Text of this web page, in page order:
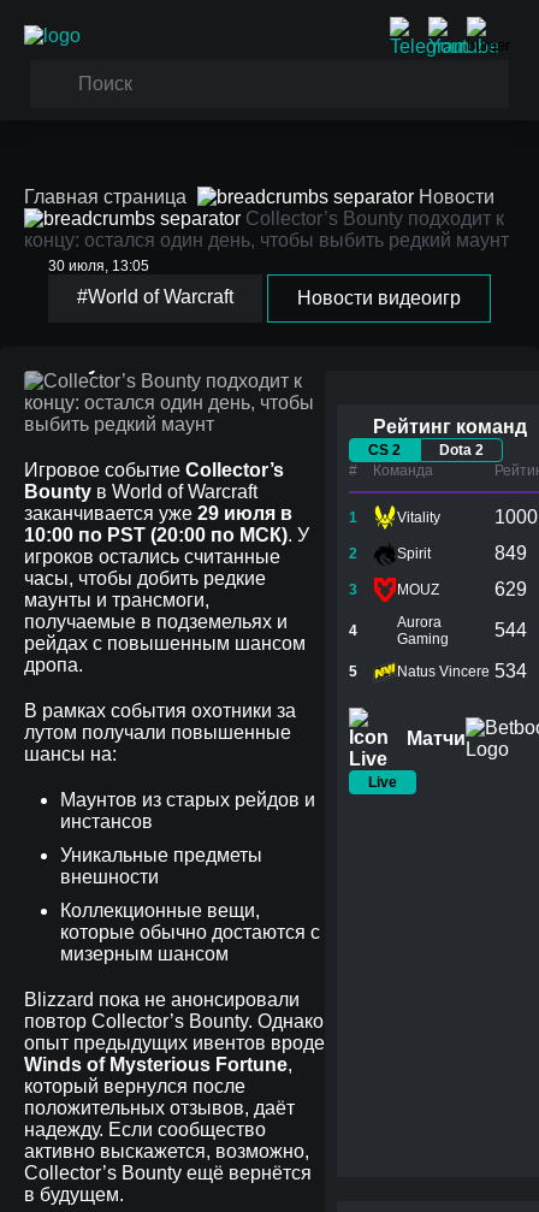
Главная страница
Новости
Collector’s Bounty подходит к
концу: остался один день, чтобы выбить редкий маунт
30 июля, 13:05
#World of Warcraft Новости видеоигр
Collector’s Bounty
подходит к концу:
Игровое событие Collector’s
Bounty в World of Warcraft
заканчивается уже 29 июля в
10:00 по PST (20:00 по МСК). У
игроков остались считанные
часы, чтобы добить редкие
маунты и трансмоги,
получаемые в подземельях и
рейдах с повышенным шансом
дропа.
В рамках события охотники за
лутом получали повышенные
шансы на:
Маунтов из старых рейдов и
инстансов
Уникальные предметы
внешности
Коллекционные вещи,
которые обычно достаются с
мизерным шансом
Blizzard пока не анонсировали
повтор Collector’s Bounty. Однако
опыт предыдущих ивентов вроде
Winds of Mysterious Fortune,
который вернулся после
положительных отзывов, даёт
надежду. Если сообщество
активно выскажется, возможно,
Collector’s Bounty ещё вернётся
в будущем.
Рейтинг команд
CS 2
Dota 2
#
Команда
1 Vitality 1000
2 Spirit 849
3 MOUZ 629
4
Aurora
Gaming
544
5 Natus Vincere 534
Матчи
Live